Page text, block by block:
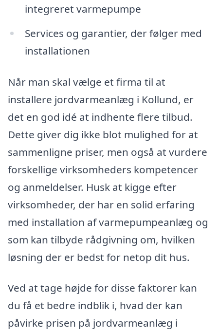
integreret varmepumpe
Services og garantier, der følger med
installationen
Når man skal vælge et firma til at
installere jordvarmeanlæg i Kollund, er
det en god idé at indhente flere tilbud.
Dette giver dig ikke blot mulighed for at
sammenligne priser, men også at vurdere
forskellige virksomheders kompetencer
og anmeldelser. Husk at kigge efter
virksomheder, der har en solid erfaring
med installation af varmepumpeanlæg og
som kan tilbyde rådgivning om, hvilken
løsning der er bedst for netop dit hus.
Ved at tage højde for disse faktorer kan
du få et bedre indblik i, hvad der kan
påvirke prisen på jordvarmeanlæg i